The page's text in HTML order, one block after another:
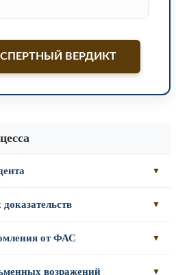
ВЕРДИКТ
▼
▼
от ФАС ▼
возражений ▼